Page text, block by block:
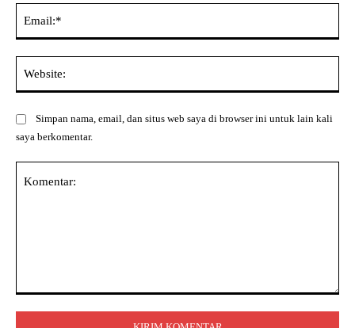
Simpan nama, email, dan situs web saya di browser ini untuk lain kali
saya berkomentar.